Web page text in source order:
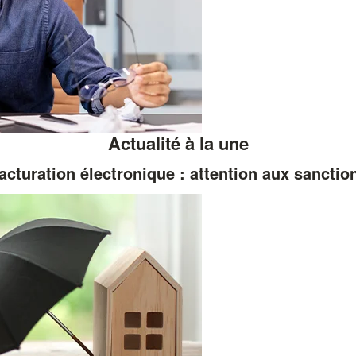
Actualité à la une
électronique : attention aux